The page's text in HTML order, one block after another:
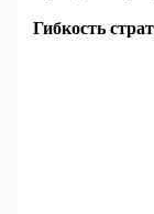
Гибкость